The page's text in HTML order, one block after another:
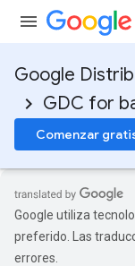
Google
GDC for
Comenzar
Google utiliza
preferido. Las
errores.